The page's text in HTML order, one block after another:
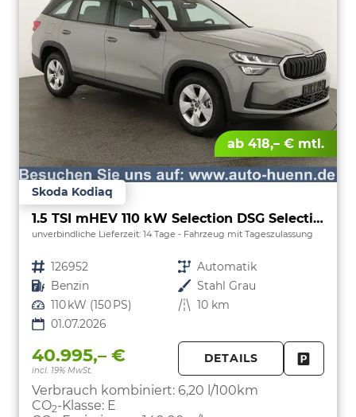
ab 418,– € mtl.
Skoda Kodiaq
1.5 TSI mHEV 110 kW Selection DSG Selection, 7-Sitzer, AHK, Navi, Side, Kamera, Winter, 4 J.- Garantie
unverbindliche Lieferzeit: 14 Tage Fahrzeug mit Tageszulassung
Fahrzeugnr. 126952 Getriebe Automatik
Kraftstoff Benzin Außenfarbe Stahl Grau
Leistung 110 kW (150 PS) Kilometerstand 10 km
01.07.2026
40.995,– €
incl. 19% MwSt.
DETAILS
Verbrauch kombiniert: 6,20 l/100km
CO2-Klasse: E